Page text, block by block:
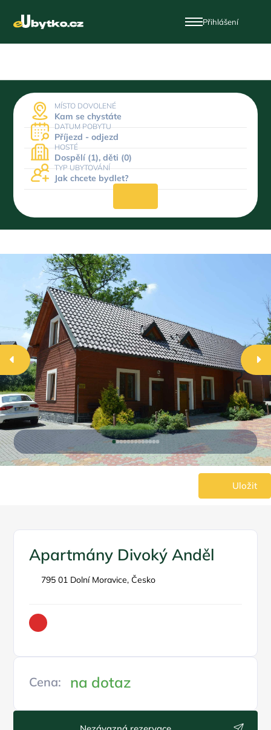
Přihlášení
MÍSTO DOVOLENÉ
Kam se chystáte
DATUM POBYTU
Příjezd - odjezd
HOSTÉ
Dospělí (1), děti (0)
TYP UBYTOVÁNÍ
Jak chcete bydlet?
Uložit
Apartmány Divoký Anděl
795 01 Dolní Moravice, Česko
Cena: na dotaz